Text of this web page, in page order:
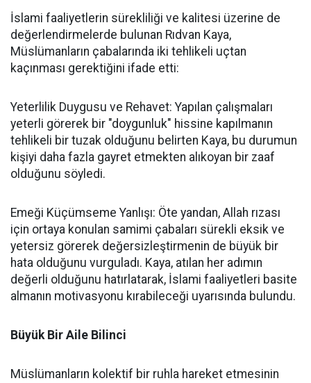
İslami faaliyetlerin sürekliliği ve kalitesi üzerine de
değerlendirmelerde bulunan Rıdvan Kaya,
Müslümanların çabalarında iki tehlikeli uçtan
kaçınması gerektiğini ifade etti:
Yeterlilik Duygusu ve Rehavet: Yapılan çalışmaları
yeterli görerek bir "doygunluk" hissine kapılmanın
tehlikeli bir tuzak olduğunu belirten Kaya, bu durumun
kişiyi daha fazla gayret etmekten alıkoyan bir zaaf
olduğunu söyledi.
Emeği Küçümseme Yanlışı: Öte yandan, Allah rızası
için ortaya konulan samimi çabaları sürekli eksik ve
yetersiz görerek değersizleştirmenin de büyük bir
hata olduğunu vurguladı. Kaya, atılan her adımın
değerli olduğunu hatırlatarak, İslami faaliyetleri basite
almanın motivasyonu kırabileceği uyarısında bulundu.
Büyük Bir Aile Bilinci
Müslümanların kolektif bir ruhla hareket etmesinin